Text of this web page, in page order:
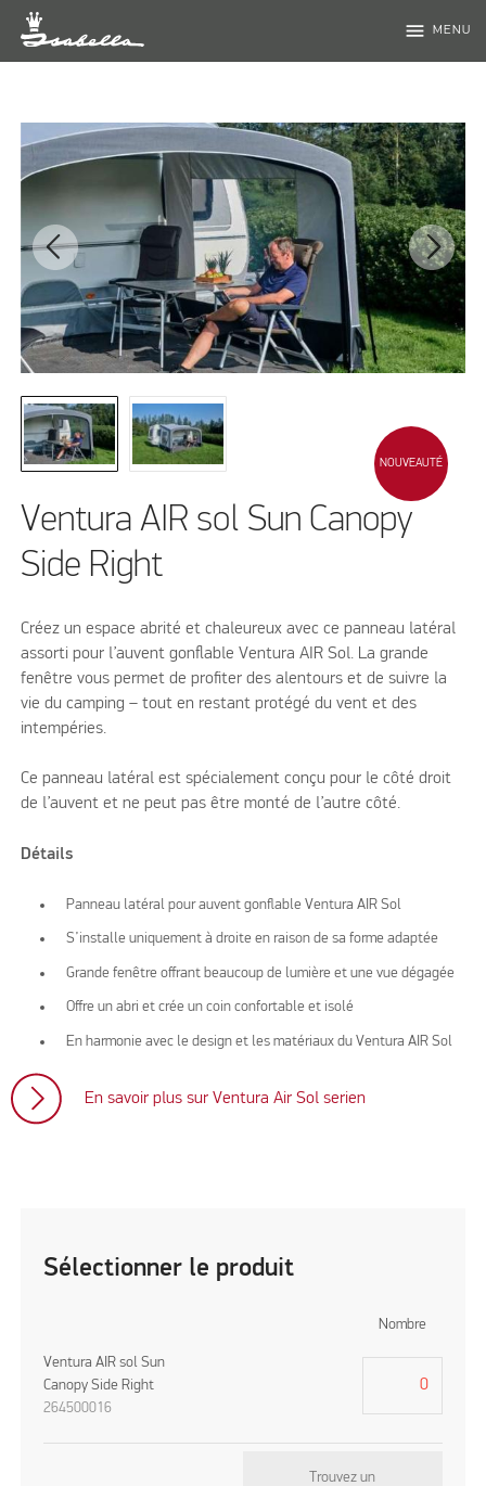
menu MENU
NOUVEAUTÉ
Ventura AIR sol Sun Canopy
Side Right
Créez un espace abrité et chaleureux avec ce panneau latéral
assorti pour l’auvent gonflable Ventura AIR Sol. La grande
fenêtre vous permet de profiter des alentours et de suivre la
vie du camping – tout en restant protégé du vent et des
intempéries.
Ce panneau latéral est spécialement conçu pour le côté droit
de l’auvent et ne peut pas être monté de l’autre côté.
Détails
Panneau latéral pour auvent gonflable Ventura AIR Sol
S’installe uniquement à droite en raison de sa forme adaptée
Grande fenêtre offrant beaucoup de lumière et une vue dégagée
Offre un abri et crée un coin confortable et isolé
En harmonie avec le design et les matériaux du Ventura AIR Sol
En savoir plus sur Ventura Air Sol serien
Sélectionner le produit
Nombre
Ventura AIR sol Sun
Canopy Side Right
264500016
Trouvez un